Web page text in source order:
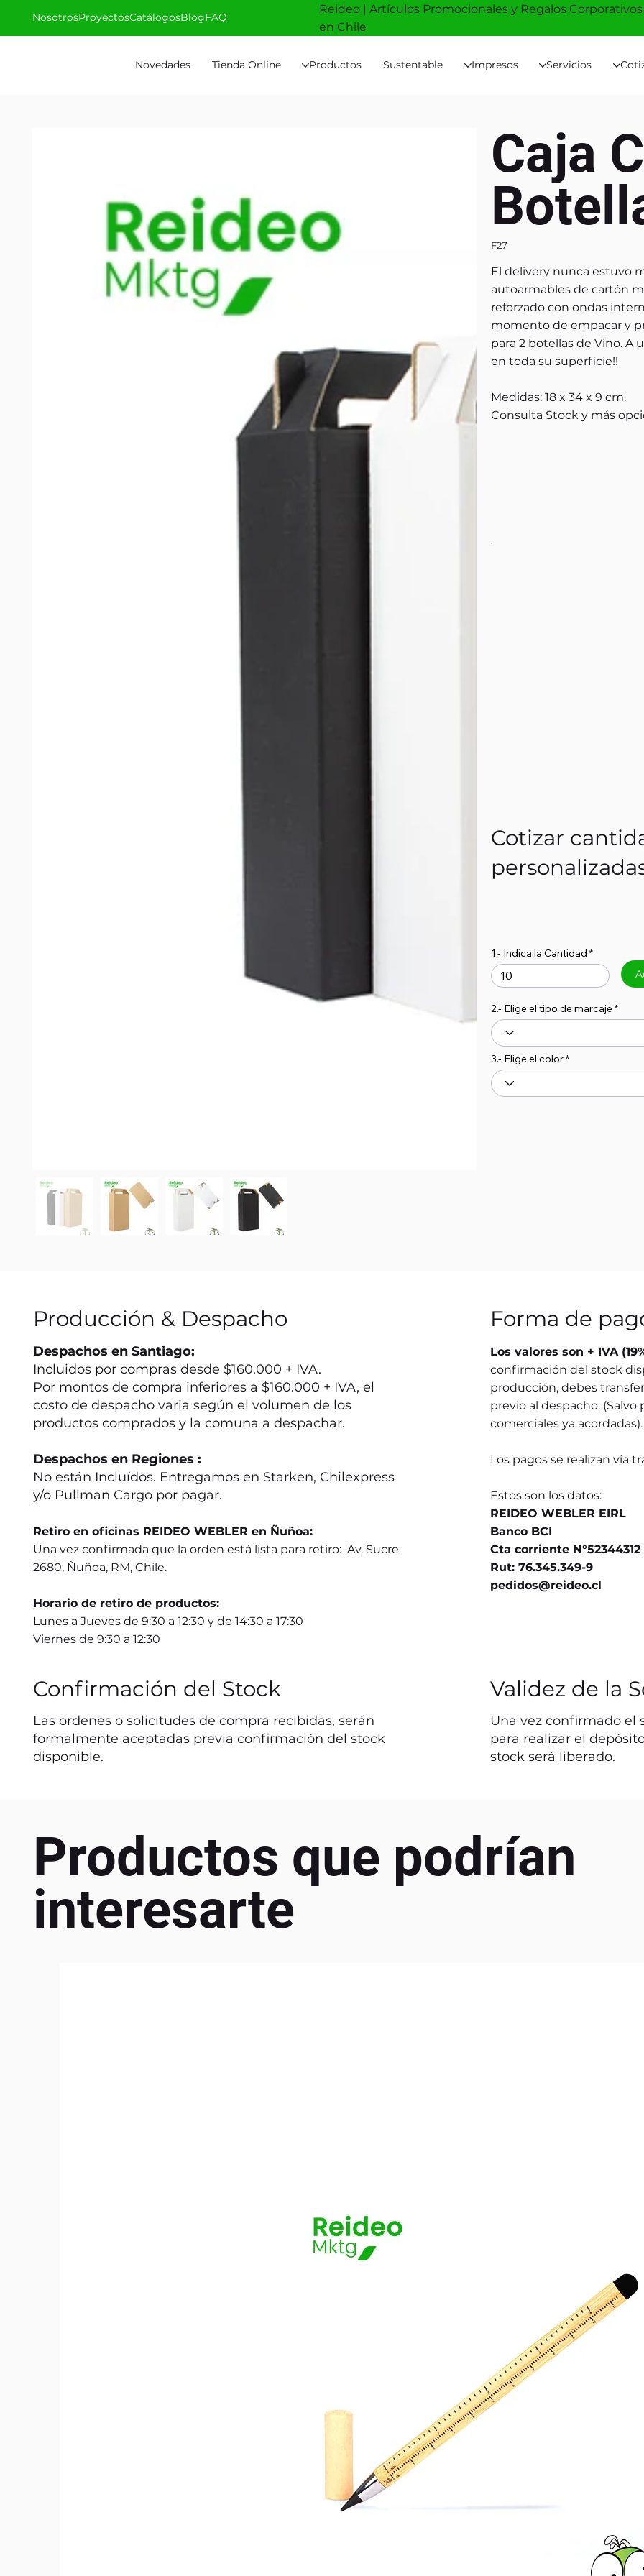
Novedades Tienda Online Productos Sustentable Impresos Servicios
NosotrosProyectosCatálogosBlogFAQ
Reideo | Artículos Promocionales y Regalos Corporativos
en Chile
Caja
F27
El delivery nunca estuvo
autoarmables de cartón
reforzado con ondas
momento de empacar y
para 2 botellas de Vino. A
en toda su superficie!!
Medidas: 18 x 34 x 9 cm.
Consulta Stock y más
Cotizar
1.- Indica la Cantidad
2.- Elige el tipo de marcaje
3.- Elige el color
Producción & Despacho
Despachos en Santiago:
Incluidos por compras desde $160.000 + IVA.
Por montos de compra inferiores a $160.000 + IVA, el
costo de despacho varia según el volumen de los
productos comprados y la comuna a despachar.
Despachos en Regiones :
No están Incluídos. Entregamos en Starken, Chilexpress
y/o Pullman Cargo por pagar.
Retiro en oficinas REIDEO WEBLER en Ñuñoa:
Una vez confirmada que la orden está lista para retiro: Av. Sucre
2680, Ñuñoa, RM, Chile.
Horario de retiro de productos:
Lunes a Jueves de 9:30 a 12:30 y de 14:30 a 17:30
Viernes de 9:30 a 12:30
Forma de
Los valores son + IVA
confirmación del stock
producción, debes
previo al despacho.
comerciales ya acordadas).
Los pagos se realizan vía
Estos son los datos:
REIDEO WEBLER EIRL
Banco BCI
Cta corriente N°52344312
Rut: 76.345.349-9
pedidos@reideo.cl
Confirmación del Stock
Las ordenes o solicitudes de compra recibidas, serán
formalmente aceptadas previa confirmación del stock
disponible.
Validez de la
Una vez confirmado el
para realizar el
stock será liberado.
Productos que podrían
interesarte